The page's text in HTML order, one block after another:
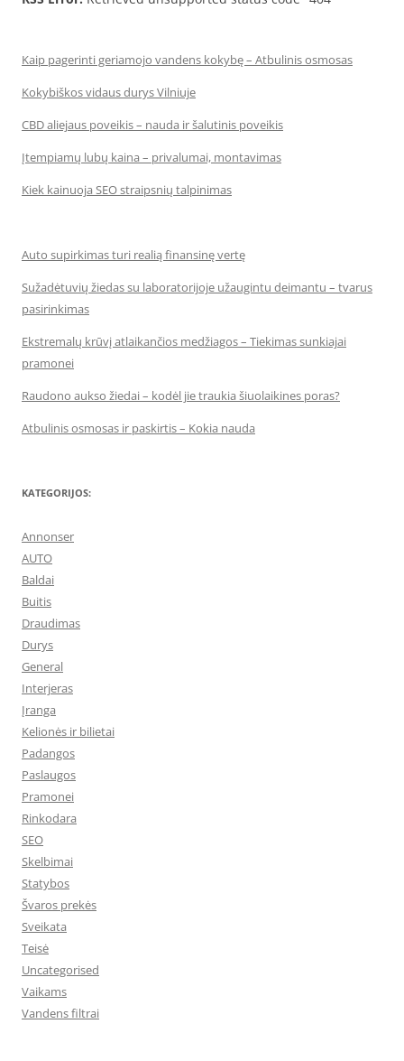
Kaip pagerinti geriamojo vandens kokybę – Atbulinis osmosas
Kokybiškos vidaus durys Vilniuje
CBD aliejaus poveikis – nauda ir šalutinis poveikis
Įtempiamų lubų kaina – privalumai, montavimas
Kiek kainuoja SEO straipsnių talpinimas
Auto supirkimas turi realią finansinę vertę
Sužadėtuvių žiedas su laboratorijoje užaugintu deimantu – tvarus
pasirinkimas
Ekstremalų krūvį atlaikančios medžiagos – Tiekimas sunkiajai
pramonei
Raudono aukso žiedai – kodėl jie traukia šiuolaikines poras?
Atbulinis osmosas ir paskirtis – Kokia nauda
KATEGORIJOS:
Annonser
AUTO
Baldai
Buitis
Draudimas
Durys
General
Interjeras
Įranga
Kelionės ir bilietai
Padangos
Paslaugos
Pramonei
Rinkodara
SEO
Skelbimai
Statybos
Švaros prekės
Sveikata
Teisė
Uncategorised
Vaikams
Vandens filtrai